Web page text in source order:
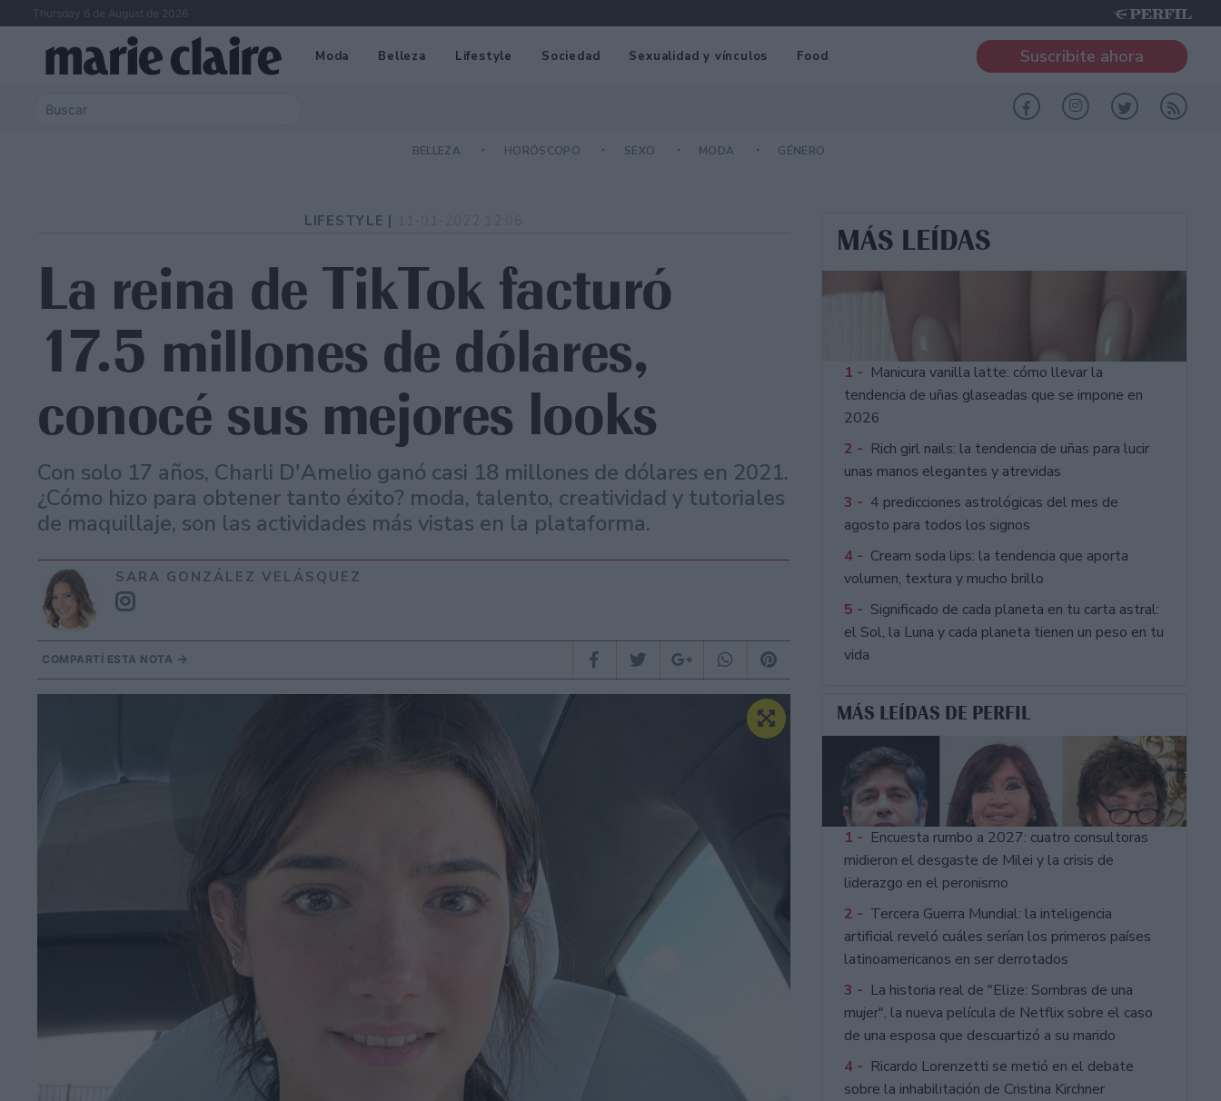
Thursday 6 de August de 2026
Moda Belleza Lifestyle Sociedad Sexualidad y vínculos Food Suscribite ahora
BELLEZA HORÓSCOPO SEXO MODA GÉNERO
LIFESTYLE |
La reina de TikTok facturó
17.5 millones de dólares,
conocé sus mejores looks
Con solo 17 años, Charli D'Amelio ganó casi 18 millones de dólares en 2021.
¿Cómo hizo para obtener tanto éxito? moda, talento, creatividad y tutoriales
de maquillaje, son las actividades más vistas en la plataforma.
SARA GONZÁLEZ VELÁSQUEZ
COMPARTÍ ESTA NOTA
MÁS LEÍDAS
1 - Manicura vanilla latte: cómo llevar la
tendencia de uñas glaseadas que se impone en
2026
2 - Rich girl nails: la tendencia de uñas para lucir
unas manos elegantes y atrevidas
3 - 4 predicciones astrológicas del mes de
agosto para todos los signos
4 - Cream soda lips: la tendencia que aporta
volumen, textura y mucho brillo
5 - Significado de cada planeta en tu carta astral:
el Sol, la Luna y cada planeta tienen un peso en tu
vida
MÁS LEÍDAS DE PERFIL
1 - Encuesta rumbo a 2027: cuatro consultoras
midieron el desgaste de Milei y la crisis de
liderazgo en el peronismo
2 - Tercera Guerra Mundial: la inteligencia
artificial reveló cuáles serían los primeros países
latinoamericanos en ser derrotados
3 - La historia real de "Elize: Sombras de una
mujer", la nueva película de Netflix sobre el caso
de una esposa que descuartizó a su marido
4 - Ricardo Lorenzetti se metió en el debate
sobre la inhabilitación de Cristina Kirchner